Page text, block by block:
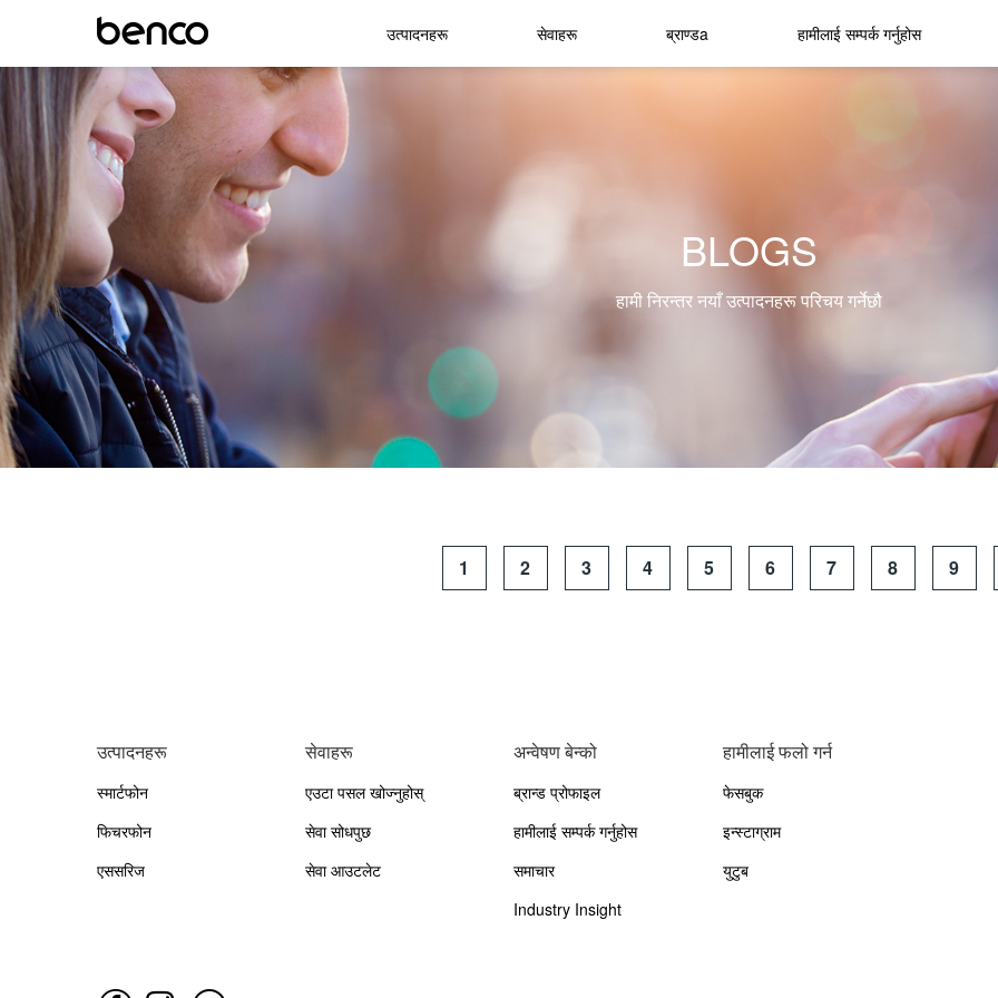
उत्पादनहरू सेवाहरू ब्राण्डa हामीलाई सम्पर्क गर्नुहोस
BLOGS
हामी निरन्तर नयाँ उत्पादनहरू परिचय गर्नेछौ
1 2 3 4 5 6 7 8 9
उत्पादनहरू
स्मार्टफोन
फिचरफोन
एससरिज
सेवाहरू
एउटा पसल खोज्नुहोस्
सेवा सोधपुछ
सेवा आउटलेट
अन्वेषण बेन्को
ब्रान्ड प्रोफाइल
हामीलाई सम्पर्क गर्नुहोस
समाचार
Industry Insight
हामीलाई फलो गर्न
फेसबुक
इन्स्टाग्राम
युटुब